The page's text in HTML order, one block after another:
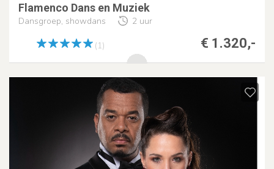
Flamenco Dans en Muziek
Dansgroep, showdans 2 uur
€ 1.320,-
(1)